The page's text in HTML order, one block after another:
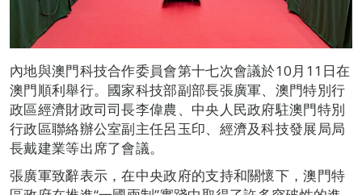
內地與澳門科技合作委員會第十七次會議於10月11日在
澳門順利舉行。國家科技部副部長張廣軍、澳門特別行
政區經濟財政司司長李偉農、中央人民政府駐澳門特別
行政區聯絡辦公室副主任呂玉印、經濟及科技發展局局
長戴建業等出席了會議。
張廣軍致辭表示，在中央政府的支持和關懷下，澳門特